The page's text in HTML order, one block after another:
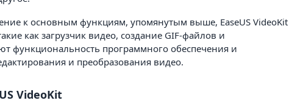
к основным функциям, упомянутым выше, EaseUS VideoKit
как загрузчик видео, создание GIF-файлов и
функциональность программного обеспечения и
и преобразования видео.
VideoKit